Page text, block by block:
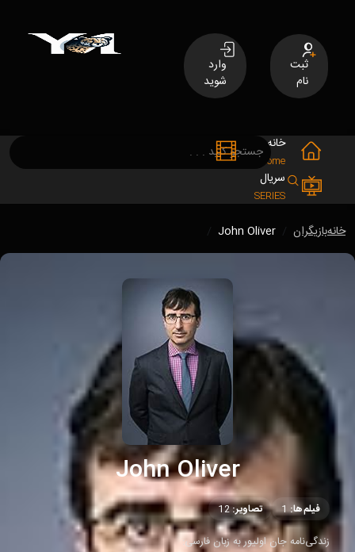
ثبت
نام
وارد
شوید
خانه
Home
سریال
SERIES
خانهبازیگران John Oliver
John Oliver
فیلم‌ها:1 تصاویر:12
زندگی‌نامه جان اولیور به زبان فارسی: